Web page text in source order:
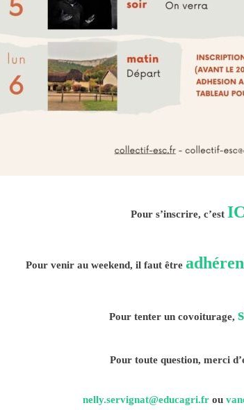
Pour s’inscrire, c’est
Pour venir au weekend, il faut être
Pour tenter un covoiturage,
Pour toute question, merci
nelly.servignat@educagri.fr ou